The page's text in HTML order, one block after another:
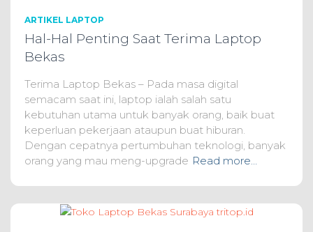
ARTIKEL LAPTOP
Hal-Hal Penting Saat Terima Laptop
Bekas
Terima Laptop Bekas – Pada masa digital
semacam saat ini, laptop ialah salah satu
kebutuhan utama untuk banyak orang, baik buat
keperluan pekerjaan ataupun buat hiburan.
Dengan cepatnya pertumbuhan teknologi, banyak
orang yang mau meng-upgrade Read more…